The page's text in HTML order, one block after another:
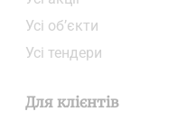
Усі об’єкти
Усі тендери
Для клієнтів